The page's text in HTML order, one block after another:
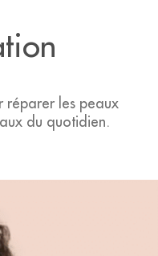
réparer les peaux
du quotidien.